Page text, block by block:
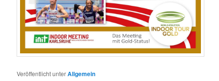
Veröffentlicht unterAllgemein